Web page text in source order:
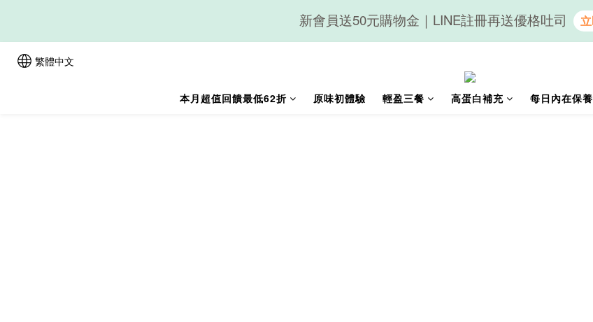
隨心享受｜貝果任選6組$899
新會員送50元購物金｜LINE註冊再送優格吐司
繁體中文
本月超值回饋最低62折 原味初體驗 輕盈三餐 高蛋白補充 每日內在保養